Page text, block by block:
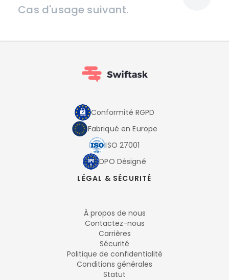
Cas d'usage suivant.
Conformité RGPD
Fabriqué en Europe
ISO 27001
DPO Désigné
LÉGAL & SÉCURITÉ
À propos de nous
Contactez-nous
Carrières
Sécurité
Politique de confidentialité
Conditions générales
Statut